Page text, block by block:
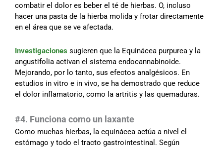
combatir el dolor es beber el té de hierbas. O, incluso
hacer una pasta de la hierba molida y frotar directamente
en el área que se ve afectada.
Investigaciones sugieren que la Equinácea purpurea y la
angustifolia activan el sistema endocannabinoide.
Mejorando, por lo tanto, sus efectos analgésicos. En
estudios in vitro e in vivo, se ha demostrado que reduce
el dolor inflamatorio, como la artritis y las quemaduras.
#4. Funciona como un laxante
Como muchas hierbas, la equinácea actúa a nivel el
estómago y todo el tracto gastrointestinal. Según